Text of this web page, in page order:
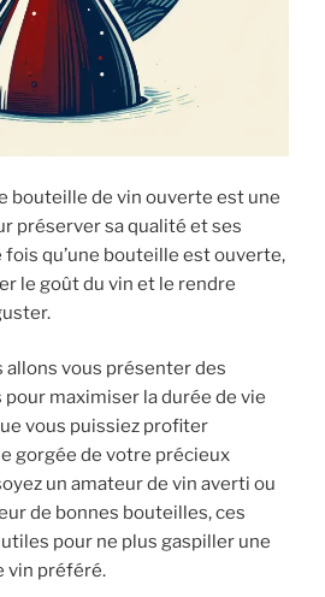
bouteille de vin ouverte est une
préserver sa qualité et ses
fois qu’une bouteille est ouverte,
le goût du vin et le rendre
allons vous présenter des
maximiser la durée de vie
vous puissiez profiter
gorgée de votre précieux
un amateur de vin averti ou
de bonnes bouteilles, ces
pour ne plus gaspiller une
vin préféré.